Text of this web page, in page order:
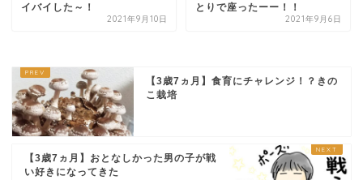
イバイした～！
2021年9月10日
とりで座ったーー！！
2021年9月6日
【3歳7ヵ月】食育にチャレンジ！？きの
こ栽培
【3歳7ヵ月】おとなしかった男の子が戦
い好きになってきた